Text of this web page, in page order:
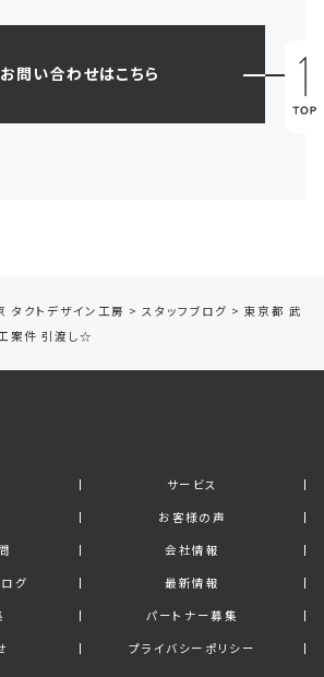
お問い合わせはこちら
タクトデザイン工房 > スタッフブログ > 東京都 武
案件 引渡し☆
サービス
お客様の声
会社情報
グ
最新情報
パートナー募集
プライバシーポリシー